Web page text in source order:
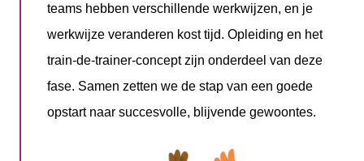
teams hebben verschillende werkwijzen, en je
werkwijze veranderen kost tijd. Opleiding en het
train-de-trainer-concept zijn onderdeel van deze
fase. Samen zetten we de stap van een goede
opstart naar succesvolle, blijvende gewoontes.